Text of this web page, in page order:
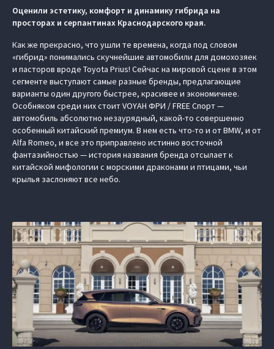
Оценили эстетику, комфорт и динамику гибрида на
просторах и серпантинах Краснодарского края.
Как же прекрасно, что ушли те времена, когда под словом
«гибрид» понимались скучнейшие автомобили для домохозяек
и пасторов вроде Toyota Prius! Сейчас на мировой сцене в этом
сегменте выступают самые разные бренды, предлагающие
варианты один другого быстрее, красивее и экономичнее.
Особняком среди них стоит VOYAH ФРИ / FREE Спорт —
автомобиль абсолютно незаурядный, какой-то совершенно
особенный китайский премиум. В нем есть что-то и от BMW, и от
Alfa Romeo, и все это приправлено истинно восточной
фантазийностью — история названия бренда отсылает к
китайской мифологии с морскими драконами и птицами, чьи
крылья заслоняют все небо.